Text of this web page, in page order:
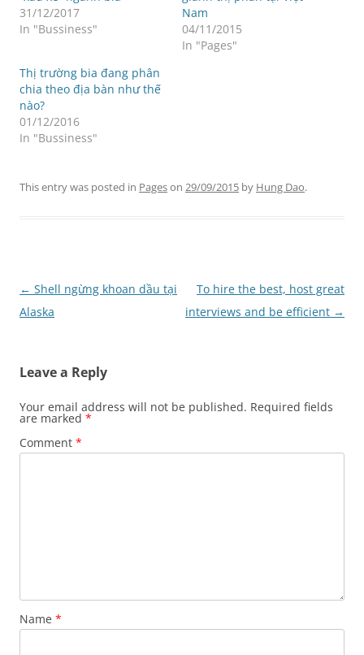
31/12/2017
In "Bussiness"
Nam
04/11/2015
In "Pages"
Thị trường bia đang phân
chia theo địa bàn như thế
nào?
01/12/2016
In "Bussiness"
This entry was posted in Pageson 29/09/2015 by Hung Dao.
Post
navigation
← Shell ngừng khoan dầu tại
Alaska
To hire the best, host great
interviews and be efficient →
Leave a Reply
Your email address will not be published. Required fields
are marked *
Comment *
Name *